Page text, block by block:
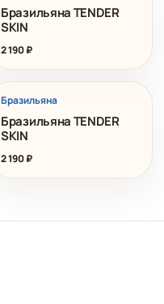
Бразильяна TENDER
SKIN
2 190₽
Бразильяна
Бразильяна TENDER
SKIN
2 190₽